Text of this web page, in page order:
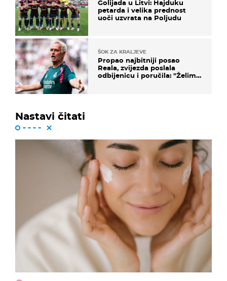
Golijada u Litvi: Hajduku
petarda i velika prednost
uoči uzvrata na Poljudu
ŠOK ZA KRALJEVE
Propao najbitniji posao
Reala, zvijezda poslala
odbijenicu i poručila: "Želim
Nastavi čitati